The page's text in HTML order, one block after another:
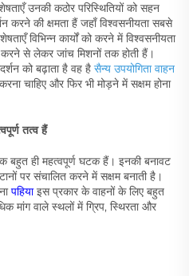
उनकी कठोर परिस्थितियों को सहन
करने की क्षमता हैं जहाँ विश्वसनीयता सबसे
विभिन्न कार्यों को करने में विश्वसनीयता
करने से लेकर जांच मिशनों तक होती हैं।
को बढ़ाता है वह है सैन्य उपयोगिता वाहन
चाहिए और फिर भी मोड़ने में सक्षम होना
तत्व हैं
बहुत ही महत्वपूर्ण घटक हैं। इनकी बनावट
पर संचालित करने में सक्षम बनाती है।
पहियाइस प्रकार के वाहनों के लिए बहुत
मांग वाले स्थलों में ग्रिप, स्थिरता और